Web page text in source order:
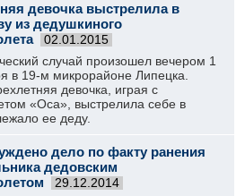
девочка выстрелила в
из дедушкиного
02.01.2015
случай произошел вечером 1
в 19-м микрорайоне Липецка.
девочка, играя с
«Оса», выстрелила себе в
ее деду.
дело по факту ранения
дедовским
29.12.2014